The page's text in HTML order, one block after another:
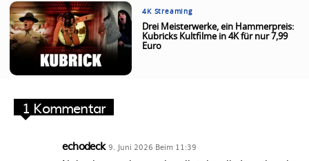
4K Streaming
Drei Meisterwerke, ein Hammerpreis:
Kubricks Kultfilme in 4K für nur 7,99
Euro
1 Kommentar
echodeck 9. Juni 2026 Beim 11:39